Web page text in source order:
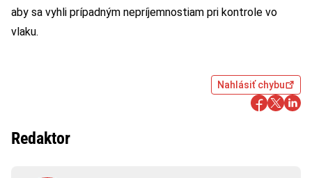
aby sa vyhli prípadným nepríjemnostiam pri kontrole vo
vlaku.
Nahlásiť chybu
Redaktor